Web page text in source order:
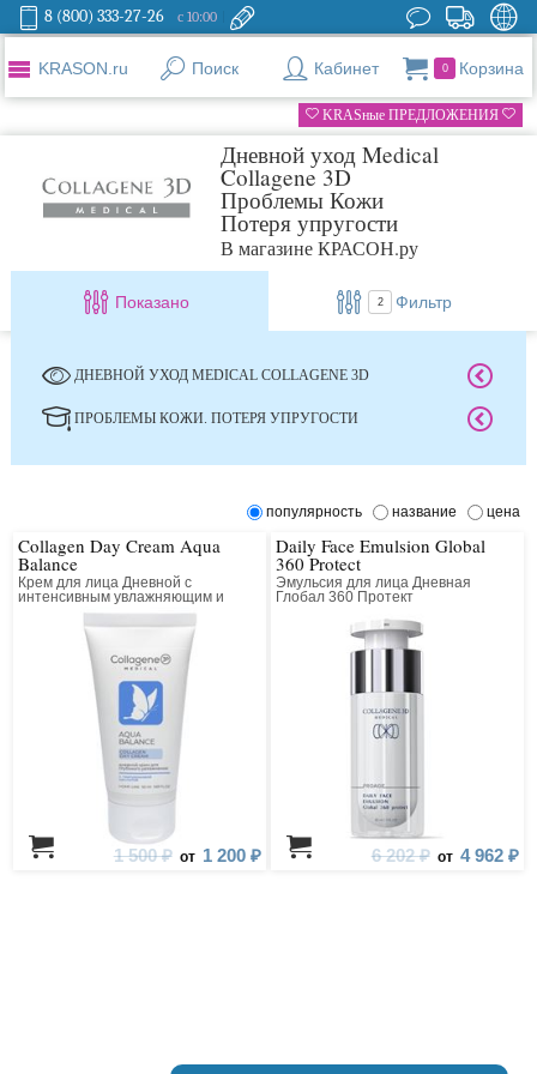
8 (800) 333-27-26 с 10:00
KRASON.ru Поиск Кабинет 0 Корзина
KRASные ПРЕДЛОЖЕНИЯ
Дневной уход Medical
Collagene 3D
Проблемы Кожи
Потеря упругости
В магазине КРАСОН.ру
Показано 2 Фильтр
ДНЕВНОЙ УХОД MEDICAL COLLAGENE 3D
ПРОБЛЕМЫ КОЖИ. ПОТЕРЯ УПРУГОСТИ
популярность название цена
Collagen Day Cream Aqua
Balance
Крем для лица Дневной с
интенсивным увлажняющим и
лифтинг действием
1 500 ₽ от 1 200 ₽
Daily Face Emulsion Global
360 Protect
Эмульсия для лица Дневная
Глобал 360 Протект
6 202 ₽ от 4 962 ₽